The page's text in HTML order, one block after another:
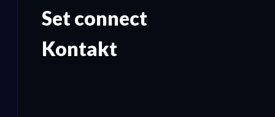
Set connect
Kontakt